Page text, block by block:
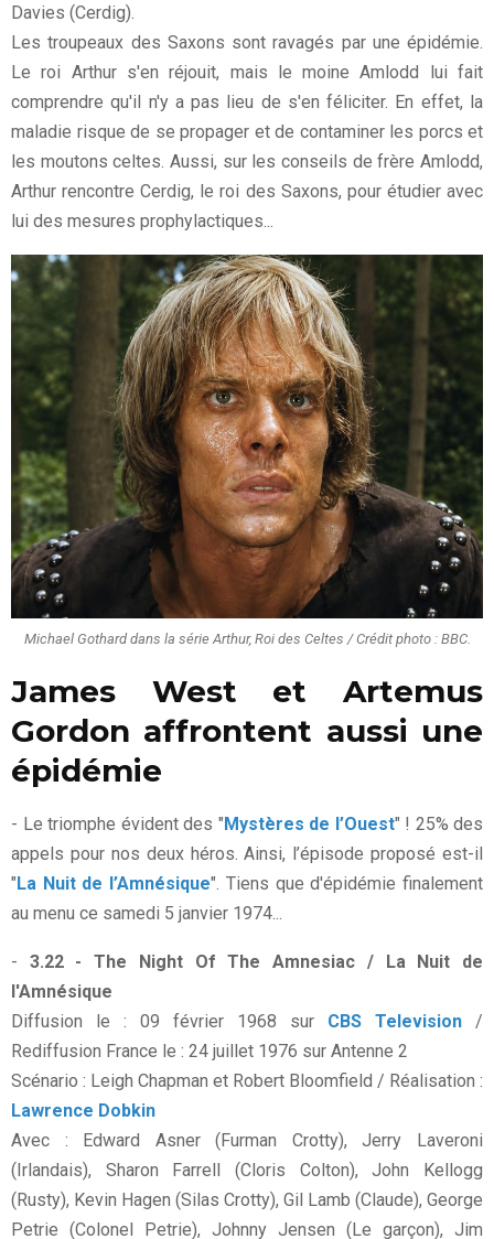
Davies (Cerdig).
Les troupeaux des Saxons sont ravagés par une épidémie.
Le roi Arthur s'en réjouit, mais le moine Amlodd lui fait
comprendre qu'il n'y a pas lieu de s'en féliciter. En effet, la
maladie risque de se propager et de contaminer les porcs et
les moutons celtes. Aussi, sur les conseils de frère Amlodd,
Arthur rencontre Cerdig, le roi des Saxons, pour étudier avec
lui des mesures prophylactiques...
Michael Gothard dans la série Arthur, Roi des Celtes / Crédit photo : BBC.
James West et Artemus
Gordon affrontent aussi une
épidémie
- Le triomphe évident des "Mystères de l’Ouest" ! 25% des
appels pour nos deux héros. Ainsi, l’épisode proposé est-il
"La Nuit de l’Amnésique". Tiens que d'épidémie finalement
au menu ce samedi 5 janvier 1974...
- 3.22 - The Night Of The Amnesiac / La Nuit de
l'Amnésique
Diffusion le : 09 février 1968 sur CBS Television /
Rediffusion France le : 24 juillet 1976 sur Antenne 2
Scénario : Leigh Chapman et Robert Bloomfield / Réalisation :
Lawrence Dobkin
Avec : Edward Asner (Furman Crotty), Jerry Laveroni
(Irlandais), Sharon Farrell (Cloris Colton), John Kellogg
(Rusty), Kevin Hagen (Silas Crotty), Gil Lamb (Claude), George
Petrie (Colonel Petrie), Johnny Jensen (Le garçon), Jim